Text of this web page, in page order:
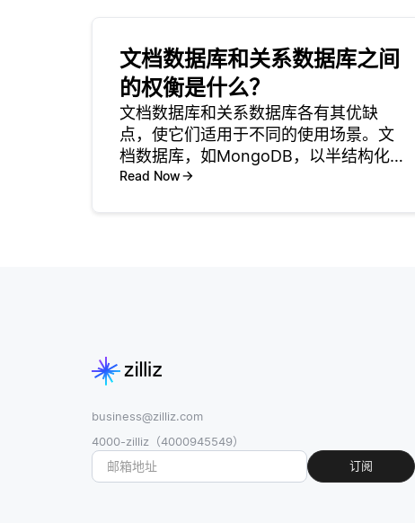
文档数据库和关系数据库之间
的权衡是什么？
文档数据库和关系数据库各有其优缺
点，使它们适用于不同的使用场景。文
档数据库，如MongoDB，以半结构化
格式存储数据，通常是类似JSON的文
Read Now
business@zilliz.com
4000-zilliz（4000945549）
订阅